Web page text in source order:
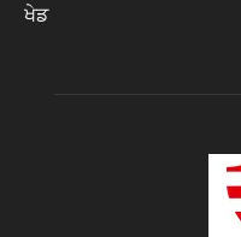
ਖੇਡ